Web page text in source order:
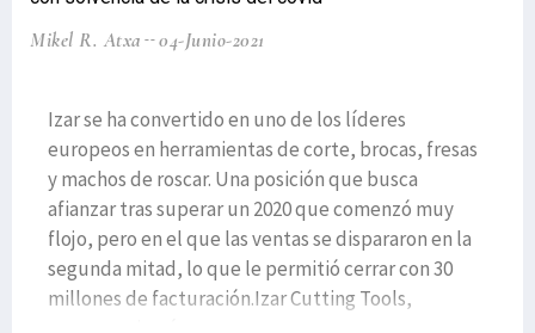
Mikel R. Atxa 04-Junio-2021
Izar se ha convertido en uno de los líderes
europeos en herramientas de corte, brocas, fresas
y machos de roscar. Una posición que busca
afianzar tras superar un 2020 que comenzó muy
flojo, pero en el que las ventas se dispararon en la
segunda mitad, lo que le permitió cerrar con 30
millones de facturación.Izar Cutting Tools,